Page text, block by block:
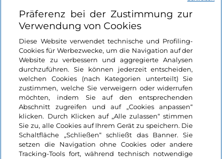
Nützliche Links
Login
Bleiben wir in Kontakt
Präferenz bei der Zustimmung zur
Verwendung von Cookies
Diese Website verwendet technische und Profiling-
Cookies für Werbezwecke, um die Navigation auf der
Website zu verbessern und aggregierte Analysen
durchzuführen. Sie können jederzeit entscheiden,
welchen Cookies (nach Kategorien unterteilt) Sie
zustimmen, welche Sie verweigern oder widerrufen
möchten, indem Sie auf den entsprechenden
Abschnitt zugreifen und auf „Cookies anpassen“
klicken. Durch Klicken auf „Alle zulassen“ stimmen
Sie zu, alle Cookies auf Ihrem Gerät zu speichern. Die
Schaltfläche „Schließen“ schließt das Banner. Sie
setzen die Navigation ohne Cookies oder andere
Tracking-Tools fort, während technisch notwendige